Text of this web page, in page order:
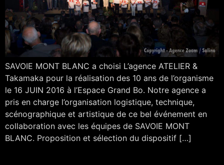
SAVOIE MONT BLANC a choisi L’agence ATELIER &
Takamaka pour la réalisation des 10 ans de l’organisme
le 16 JUIN 2016 à l’Espace Grand Bo. Notre agence a
pris en charge l’organisation logistique, technique,
scénographique et artistique de ce bel événement en
collaboration avec les équipes de SAVOIE MONT
BLANC. Proposition et sélection du dispositif […]